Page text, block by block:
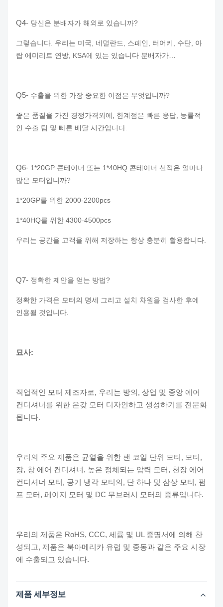
Q4- 당신은 분배자가 해외로 있습니까?
그렇습니다. 우리는 미국, 네덜란드, 스페인, 터어키, 수단, 아
랍 에미리트 연방, KSA에 있는 있습니다 분배자가…
Q5- 수출을 위한 가장 중요한 이점은 무엇입니까?
좋은 품질을 가진 경쟁가격외에, 한계점은 빠른 응답, 능률적
인 수출 팀 및 빠른 배달 시간입니다.
Q6- 1*20GP 콘테이너 또는 1*40HQ 콘테이너 선적은 얼마나
많은 모터입니까?
1*20GP를 위한 2000-2200pcs
1*40HQ를 위한 4300-4500pcs
우리는 공간을 고객을 위해 저장하는 항상 충분히 활용합니다.
Q7- 정확한 제안을 얻는 방법?
정확한 가격은 모터의 명세 그리고 설치 차원을 검사한 후에
인용될 것입니다.
묘사:
직업적인 모터 제조자로, 우리는 방의, 상업 및 중앙 에어
컨디셔너를 위한 온갖 모터 디자인하고 생성하기를 전문화
됩니다.
우리의 주요 제품은 균열을 위한 팬 코일 단위 모터, 모터,
장, 창 에어 컨디셔너, 높은 정체되는 압력 모터, 천장 에어
컨디셔너 모터, 공기 냉각 모터의, 단 하나 및 삼상 모터, 펌
프 모터, 페이지 모터 및 DC 무브러시 모터의 종류입니다.
우리의 제품은 RoHS, CCC, 세륨 및 UL 증명서에 의해 찬
성되고, 제품은 북아메리카 유럽 및 중동과 같은 주요 시장
에 수출되고 있습니다.
제품 세부정보